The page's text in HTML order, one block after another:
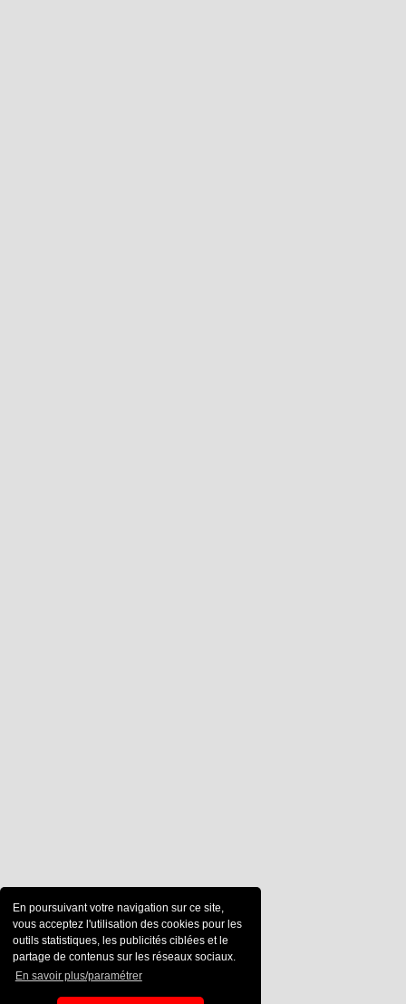
En poursuivant votre navigation sur ce site,
vous acceptez l'utilisation des cookies pour les
outils statistiques, les publicités ciblées et le
partage de contenus sur les réseaux sociaux.
En savoir plus/paramétrer